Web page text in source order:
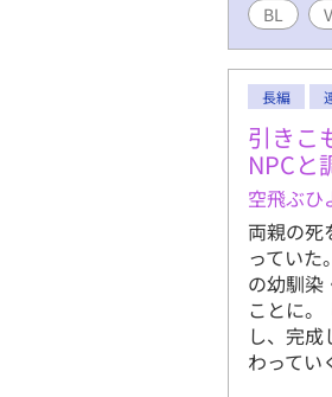
BL
長編
引きこ
NPCと
空飛ぶひ
両親の死
っていた
の幼馴染
ことに
し、完
わって